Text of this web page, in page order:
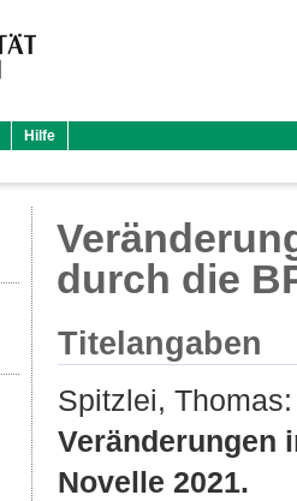
Hilfe
durch die
Titelangaben
Spitzlei, Thomas:
Veränderungen
Novelle 2021.